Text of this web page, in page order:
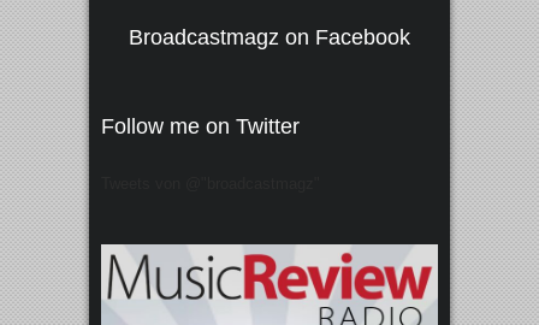
Broadcastmagz on Facebook
Follow me on Twitter